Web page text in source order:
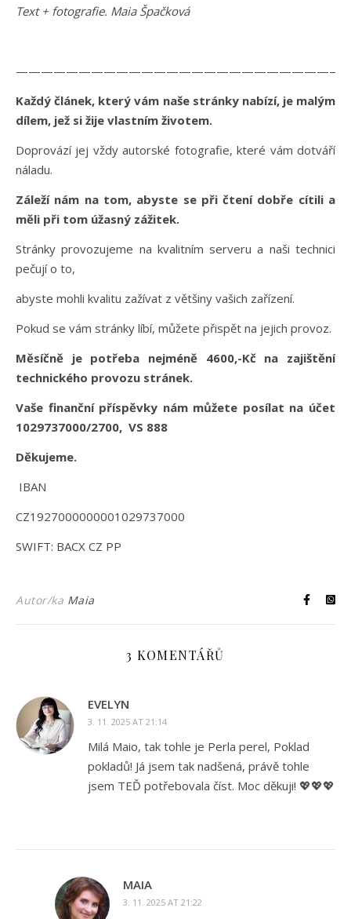
Text + fotografie. Maia Špačková
Každý článek, který vám naše stránky nabízí, je malým
dílem, jež si žije vlastním životem.
Doprovází jej vždy autorské fotografie, které vám dotváří
náladu.
Záleží nám na tom, abyste se při čtení dobře cítili a
měli při tom úžasný zážitek.
Stránky provozujeme na kvalitním serveru a naši technici
pečují o to,
abyste mohli kvalitu zažívat z většiny vašich zařízení.
Pokud se vám stránky líbí, můžete přispět na jejich provoz.
Měsíčně je potřeba nejméně 4600,-Kč na zajištění
technického provozu stránek.
Vaše finanční příspěvky nám můžete posílat na účet
1029737000/2700, VS 888
Děkujeme.
IBAN
CZ1927000000001029737000
SWIFT: BACX CZ PP
Autor/ka Maia
3 KOMENTÁŘŮ
EVELYN
3. 11. 2025 AT 21:14
Milá Maio, tak tohle je Perla perel, Poklad
pokladů! Já jsem tak nadšená, právě tohle
jsem TEĎ potřebovala číst. Moc děkuji! 💖💖💖
MAIA
3. 11. 2025 AT 21:22